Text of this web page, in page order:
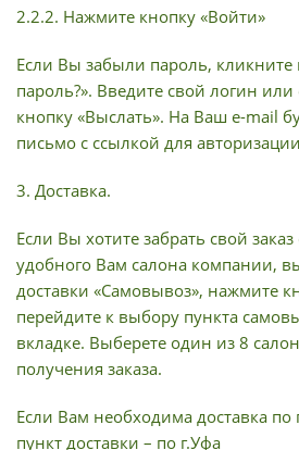
2.2.2. Нажмите кнопку «Войти»
Если Вы забыли пароль, кликните
пароль?». Введите свой логин
кнопку «Выслать». На Ваш e-mail
письмо с ссылкой для
3. Доставка.
Если Вы хотите забрать свой
удобного Вам салона компании,
доставки «Самовывоз», нажмите
перейдите к выбору пункта
вкладке. Выберете один из 8
получения заказа.
Если Вам необходима доставка по
пункт доставки – по г.Уфа